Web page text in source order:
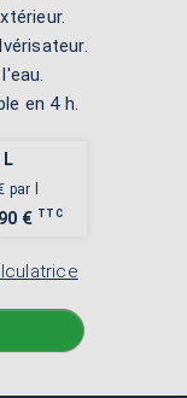
en 4 h.
L
par l
€ TTC
au panier